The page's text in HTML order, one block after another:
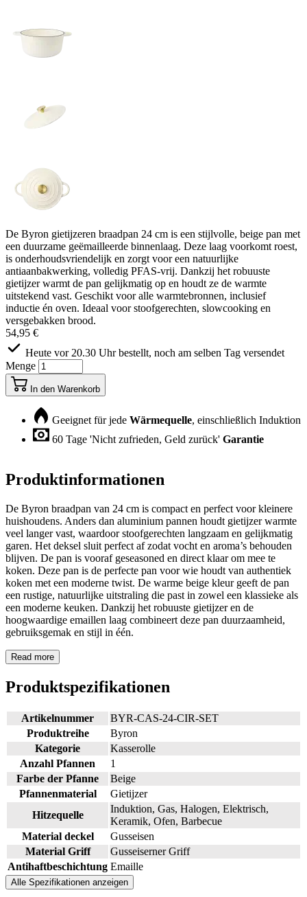
De Byron gietijzeren braadpan 24 cm is een stijlvolle, beige pan met
een duurzame geëmailleerde binnenlaag. Deze laag voorkomt roest,
is onderhoudsvriendelijk en zorgt voor een natuurlijke
antiaanbakwerking, volledig PFAS-vrij. Dankzij het robuuste
gietijzer warmt de pan gelijkmatig op en houdt ze de warmte
uitstekend vast. Geschikt voor alle warmtebronnen, inclusief
inductie én oven. Ideaal voor stoofgerechten, slowcooking en
versgebakken brood.
54,95 €
Heute vor 20.30 Uhr bestellt, noch am selben Tag versendet
Menge
In den Warenkorb
Geeignet für jede Wärmequelle, einschließlich Induktion
60 Tage 'Nicht zufrieden, Geld zurück' Garantie
Produktinformationen
De Byron braadpan van 24 cm is compact en perfect voor kleinere
huishoudens. Anders dan aluminium pannen houdt gietijzer warmte
veel langer vast, waardoor stoofgerechten langzaam en gelijkmatig
garen. Het deksel sluit perfect af zodat vocht en aroma’s behouden
blijven. De pan is vooraf geseasoned en direct klaar om mee te
koken. Deze pan is de perfecte pan voor wie houdt van authentiek
koken met een moderne twist. De warme beige kleur geeft de pan
een rustige, natuurlijke uitstraling die past in zowel een klassieke als
een moderne keuken. Dankzij het robuuste gietijzer en de
hoogwaardige emaillen laag combineert deze pan duurzaamheid,
gebruiksgemak en stijl in één.
Read more
Produktspezifikationen
Artikelnummer
BYR-CAS-24-CIR-SET
Produktreihe
Byron
Kategorie
Kasserolle
Anzahl Pfannen
1
Farbe der Pfanne
Beige
Pfannenmaterial
Gietijzer
Hitzequelle
Induktion, Gas, Halogen, Elektrisch,
Keramik, Ofen, Barbecue
Material deckel
Gusseisen
Material Griff
Gusseiserner Griff
Antihaftbeschichtung Emaille
Alle Spezifikationen anzeigen